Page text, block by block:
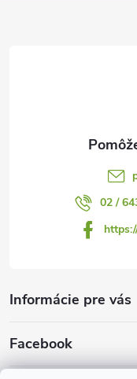
02 /
Informácie pre vás
Facebook